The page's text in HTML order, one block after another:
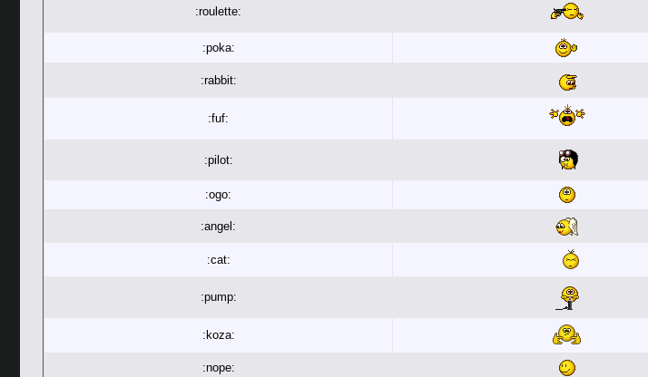
:roulette:
:poka:
:rabbit:
:fuf:
:pilot:
:ogo:
:angel:
:cat:
:pump:
:koza:
:nope: